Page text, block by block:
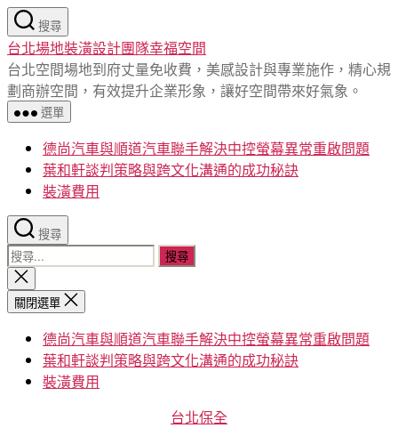
跳
至
主
要
內
容
搜尋
台北場地裝潢設計團隊幸福空間
台北空間場地到府丈量免收費，美感設計與專業施作，精心規
劃商辦空間，有效提升企業形象，讓好空間帶來好氣象。
選單
德尚汽車與順道汽車聯手解決中控螢幕異常重啟問題
葉和軒談判策略與跨文化溝通的成功秘訣
裝潢費用
搜尋
搜
尋
關
鍵
關
閉
搜
關閉選單
德尚汽車與順道汽車聯手解決中控螢幕異常重啟問題
葉和軒談判策略與跨文化溝通的成功秘訣
裝潢費用
分
台北保全